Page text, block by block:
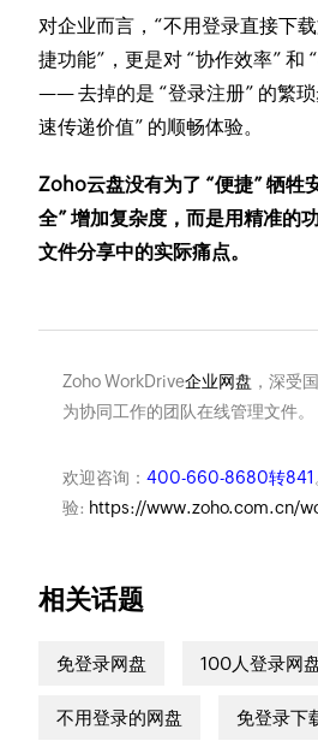
对企业而言，“不用登录直接下
捷功能”，更是对 “协作效率” 和
—— 去掉的是 “登录注册” 的繁
速传递价值” 的顺畅体验。
Zoho云盘没有为了 “便捷” 牺牲
全” 增加复杂度，而是用精准的
文件分享中的实际痛点。
Zoho WorkDrive企业网盘 ，深受
为协同工作的团队在线管理文件。
欢迎咨询： 400-660-8680转841
验: https://www.zoho.com.cn/
相关话题
免登录网盘 100人登录网
不用登录的网盘 免登录下